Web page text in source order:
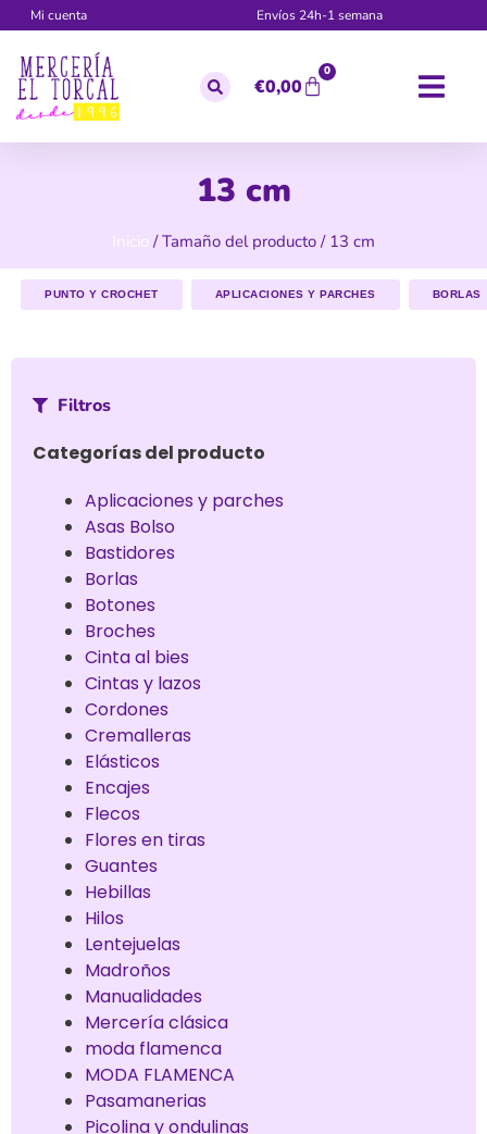
Mi cuenta Envíos 24h-1 semana
€0,00
0
13 cm
Inicio / Tamaño del producto / 13 cm
PUNTO Y CROCHET APLICACIONES Y PARCHES BORLAS
Filtros
Categorías del producto
Aplicaciones y parches
Asas Bolso
Bastidores
Borlas
Botones
Broches
Cinta al bies
Cintas y lazos
Cordones
Cremalleras
Elásticos
Encajes
Flecos
Flores en tiras
Guantes
Hebillas
Hilos
Lentejuelas
Madroños
Manualidades
Mercería clásica
moda flamenca
MODA FLAMENCA
Pasamanerias
Picolina y ondulinas